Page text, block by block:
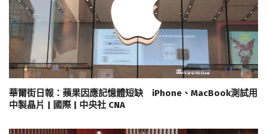
華爾街日報：蘋果因應記憶體短缺 iPhone、MacBook測試用
中製晶片 | 國際 | 中央社 CNA